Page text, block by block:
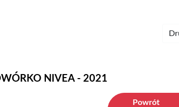
NIVEA - 2021
Powrót